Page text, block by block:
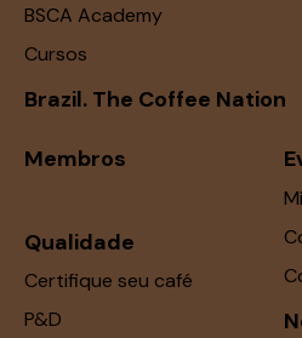
BSCA Academy
Cursos
Brazil. The Coffee Nation
Membros
Qualidade
Certifique seu café
P&D